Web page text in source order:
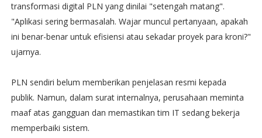
transformasi digital PLN yang dinilai "setengah matang".
"Aplikasi sering bermasalah. Wajar muncul pertanyaan, apakah
ini benar-benar untuk efisiensi atau sekadar proyek para kroni?"
ujarnya.
PLN sendiri belum memberikan penjelasan resmi kepada
publik. Namun, dalam surat internalnya, perusahaan meminta
maaf atas gangguan dan memastikan tim IT sedang bekerja
memperbaiki sistem.